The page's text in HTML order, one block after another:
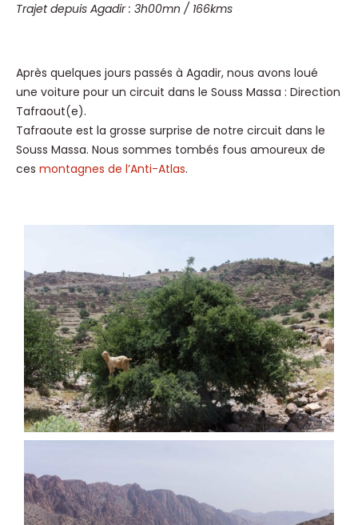
Trajet depuis Agadir : 3h00mn / 166kms
Après quelques jours passés à Agadir, nous avons loué
une voiture pour un circuit dans le Souss Massa : Direction
Tafraout(e).
Tafraoute est la grosse surprise de notre circuit dans le
Souss Massa. Nous sommes tombés fous amoureux de
ces montagnes de l’Anti-Atlas.